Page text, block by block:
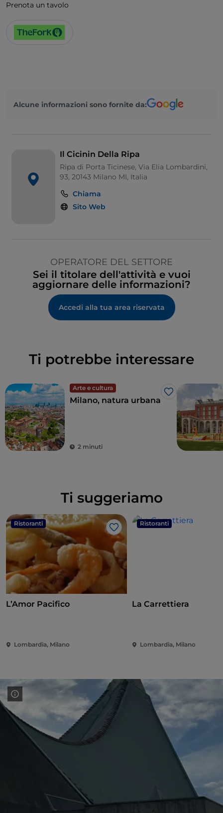
Prenota un tavolo
Alcune informazioni sono fornite da:
Il Cicinin Della Ripa
Ripa di Porta Ticinese, Via Elia Lombardini,
93, 20143 Milano MI, Italia
Chiama
Sito Web
OPERATORE DEL SETTORE
Sei il titolare dell'attività e vuoi
aggiornare delle informazioni?
Accedi alla tua area riservata
Ti potrebbe interessare
Arte e cultura
Like
Milano, natura urbana
2 minuti
Ti suggeriamo
Ristoranti
Like
L’Amor Pacifico
Lombardia, Milano
Ristoranti
La Carrettiera
Lombardia, Milano